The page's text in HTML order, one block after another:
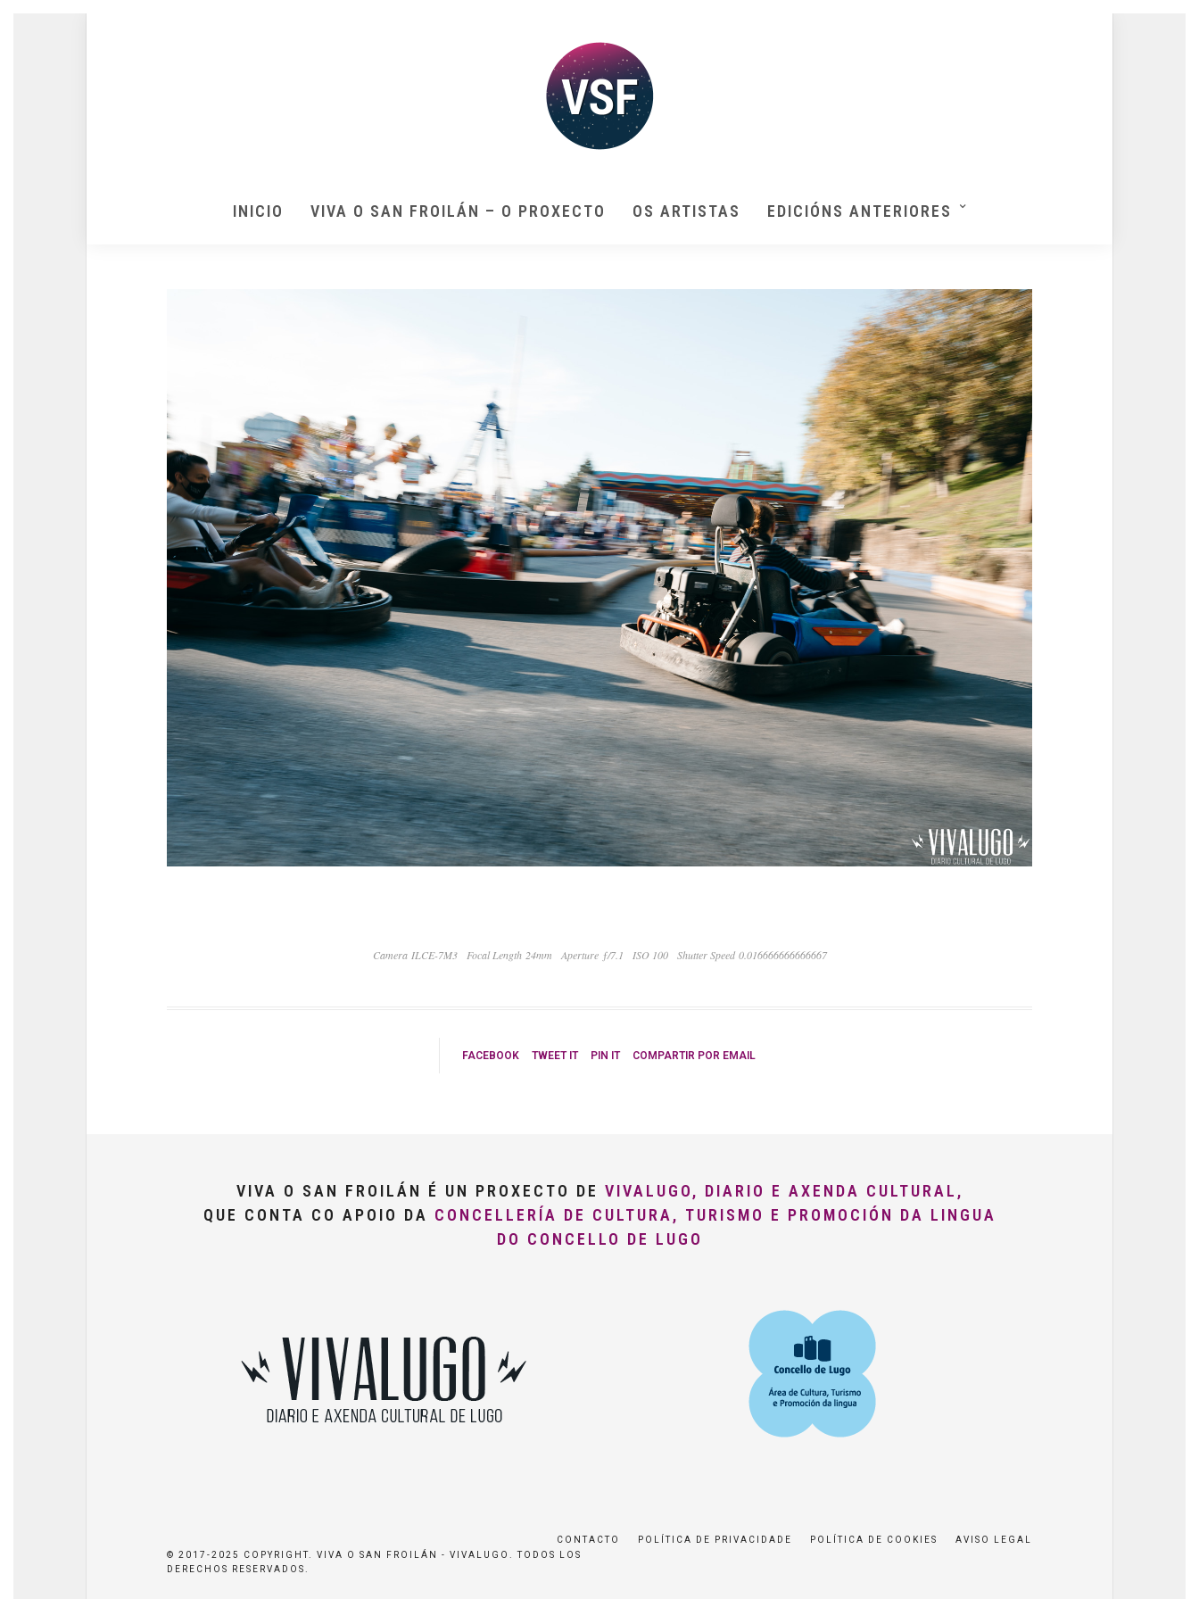
INICIO VIVA O SAN FROILÁN – O PROXECTO OS ARTISTAS EDICIÓNS ANTERIORES
Camera ILCE-7M3 Focal Length 24mm Aperture ƒ/7.1 ISO 100 Shutter Speed 0.016666666666667
FACEBOOK TWEET IT PIN IT COMPARTIR POR EMAIL
VIVA O SAN FROILÁN É UN PROXECTO DE VIVALUGO, DIARIO E AXENDA CULTURAL,
QUE CONTA CO APOIO DA CONCELLERÍA DE CULTURA, TURISMO E PROMOCIÓN DA LINGUA
DO CONCELLO DE LUGO
CONTACTO POLÍTICA DE PRIVACIDADE POLÍTICA DE COOKIES
AVISO LEGAL
© 2017-2025 COPYRIGHT. VIVA O SAN FROILÁN - VIVALUGO. TODOS LOS
DERECHOS RESERVADOS.